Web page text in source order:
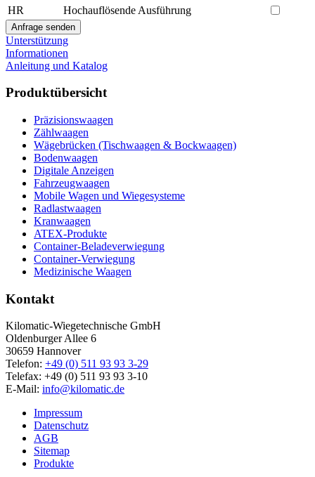
HR
Hochauflösende Ausführung
Unterstützung
Informationen
Anleitung und Katalog
Produktübersicht
Präzisionswaagen
Zählwaagen
Wägebrücken (Tischwaagen & Bockwaagen)
Bodenwaagen
Digitale Anzeigen
Fahrzeugwaagen
Mobile Wagen und Wiegesysteme
Radlastwaagen
Kranwaagen
ATEX-Produkte
Container-Beladeverwiegung
Container-Verwiegung
Medizinische Waagen
Kontakt
Kilomatic-Wiegetechnische GmbH
Oldenburger Allee 6
30659 Hannover
Telefon: +49 (0) 511 93 93 3-29
Telefax: +49 (0) 511 93 93 3-10
E-Mail: info@kilomatic.de
Impressum
Datenschutz
AGB
Sitemap
Produkte